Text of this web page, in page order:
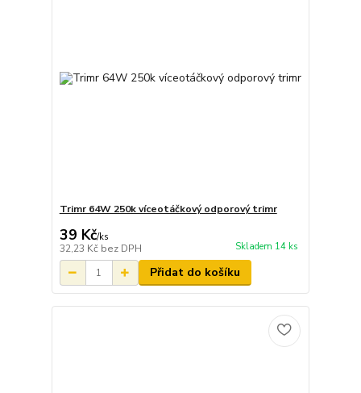
Trimr 64W 250k víceotáčkový odporový trimr
39 Kč/ks
32,23 Kč bez DPH Skladem 14 ks
Přidat do košíku